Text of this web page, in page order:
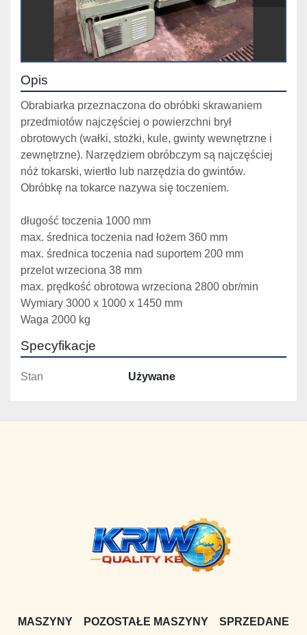
Opis
Obrabiarka przeznaczona do obróbki skrawaniem
przedmiotów najczęściej o powierzchni brył
obrotowych (wałki, stożki, kule, gwinty wewnętrzne i
zewnętrzne). Narzędziem obróbczym są najczęściej
nóż tokarski, wiertło lub narzędzia do gwintów.
Obróbkę na tokarce nazywa się toczeniem.
długość toczenia 1000 mm
max. średnica toczenia nad łożem 360 mm
max. średnica toczenia nad suportem 200 mm
przelot wrzeciona 38 mm
max. prędkość obrotowa wrzeciona 2800 obr/min
Wymiary 3000 x 1000 x 1450 mm
Waga 2000 kg
Specyfikacje
Stan Używane
MASZYNY POZOSTAŁE MASZYNY SPRZEDANE